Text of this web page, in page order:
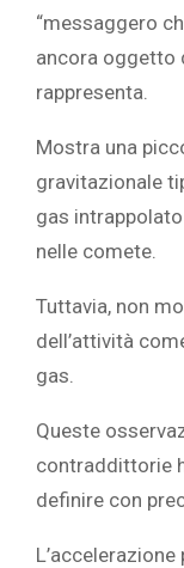
“messaggero
ancora oggetto
rappresenta.
Mostra una
gravitazionale
gas
nelle comete.
Tuttavia, non
dell’attività
gas.
Queste
contraddittorie
definire con